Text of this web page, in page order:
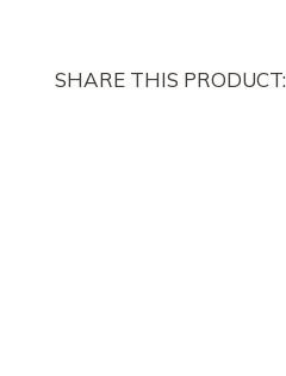
SHARE THIS PRODUCT: